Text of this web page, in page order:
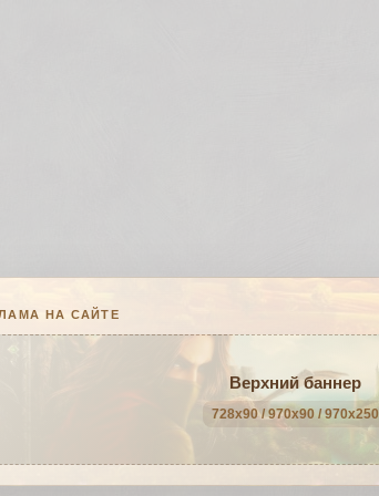
НА САЙТЕ
Верхний баннер
728x90 / 970x90 / 970x250